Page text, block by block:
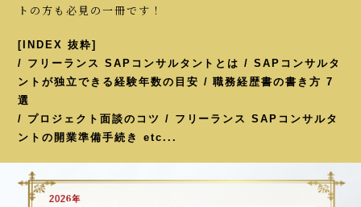
トの方も必見の一冊です！
[INDEX 抜粋]
/ フリーランス SAPコンサルタントとは / SAPコンサルタ
ントが独立できる経験年数の目安 / 職務経歴書の書き方 7
選
/ プロジェクト面談のコツ / フリーランス SAPコンサルタ
ントの開業準備手続き etc...